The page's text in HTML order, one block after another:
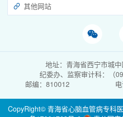
其他网站
地址：青海省西宁市城
纪委办、监察审计科：（
邮编：810012
CopyRight© 青海省心脑血管病专科